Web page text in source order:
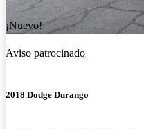
¡Nuevo!
Aviso patrocinado
2018 Dodge Durango